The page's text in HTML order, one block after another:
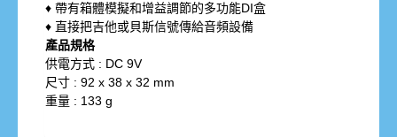
♦ 帶有箱體模擬和增益調節的多功能DI盒
♦ 直接把吉他或貝斯信號傳給音頻設備
產品規格
供電方式 : DC 9V
尺寸 : 92 x 38 x 32 mm
重量 : 133 g